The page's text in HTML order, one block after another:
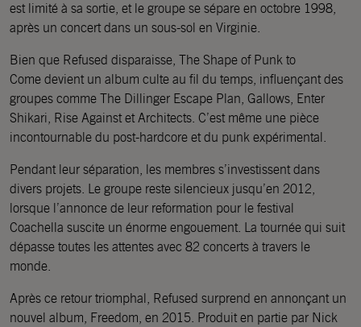
est limité à sa sortie, et le groupe se sépare en octobre 1998,
après un concert dans un sous-sol en Virginie.
Bien que Refused disparaisse, The Shape of Punk to
Come devient un album culte au fil du temps, influençant des
groupes comme The Dillinger Escape Plan, Gallows, Enter
Shikari, Rise Against et Architects. C’est même une pièce
incontournable du post-hardcore et du punk expérimental.
Pendant leur séparation, les membres s’investissent dans
divers projets. Le groupe reste silencieux jusqu’en 2012,
lorsque l’annonce de leur reformation pour le festival
Coachella suscite un énorme engouement. La tournée qui suit
dépasse toutes les attentes avec 82 concerts à travers le
monde.
Après ce retour triomphal, Refused surprend en annonçant un
nouvel album, Freedom, en 2015. Produit en partie par Nick